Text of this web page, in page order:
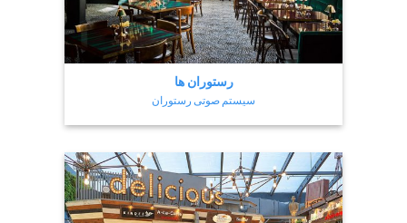
رستوران ها
سیستم صوتی رستوران